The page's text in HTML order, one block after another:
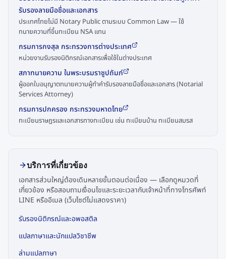
รับรองลายมือชื่อและเอกสาร
ประเทศไทยไม่มี Notary Public ตามระบบ Common Law — ใช้
ทนายความที่ขึ้นทะเบียน NSA แทน
กรมการกงสุล กระทรวงการต่างประเทศ
หน่วยงานรับรองนิติกรณ์เอกสารเพื่อใช้ในต่างประเทศ
สภาทนายความ ในพระบรมราชูปถัมภ์
ผู้ออกใบอนุญาตทนายความผู้ทำคำรับรองลายมือชื่อและเอกสาร (Notarial
Services Attorney)
กรมการปกครอง กระทรวงมหาดไทย
ทะเบียนราษฎรและเอกสารทางทะเบียน เช่น ทะเบียนบ้าน ทะเบียนสมรส
บริการที่เกี่ยวข้อง
เอกสารส่วนใหญ่ต้องเดินหลายขั้นตอนต่อเนื่อง — เลือกดูหมวดที่
เกี่ยวข้อง หรือสอบถามเงื่อนไขและระยะเวลากับเจ้าหน้าที่ทางโทรศัพท์
LINE หรืออีเมล (เว็บไซต์ไม่แสดงราคา)
รับรองนิติกรณ์และอพอสติล
แปลภาษาและนักแปลวิชาชีพ
ล่ามแปลภาษา